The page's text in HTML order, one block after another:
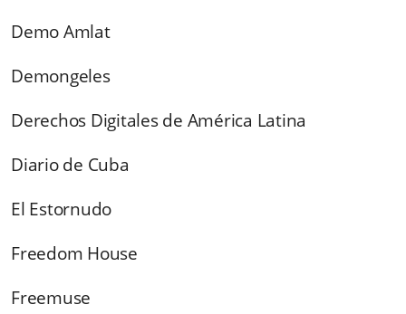
Demo Amlat
Demongeles
Derechos Digitales de América Latina
Diario de Cuba
El Estornudo
Freedom House
Freemuse